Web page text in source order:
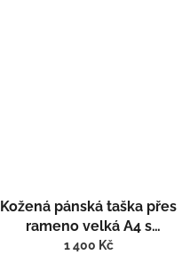
Kožená pánská taška přes
rameno velká A4 s
klopnou světle hnědá 803
1 400 Kč